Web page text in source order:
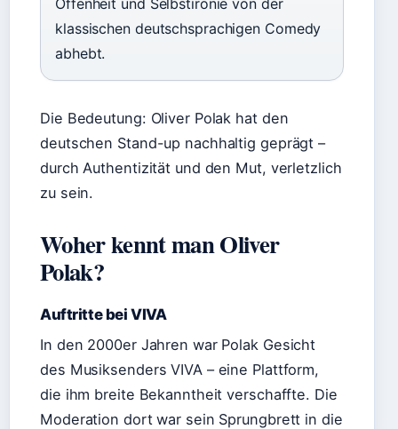
Offenheit und Selbstironie von der
klassischen deutschsprachigen Comedy
abhebt.
Die Bedeutung: Oliver Polak hat den
deutschen Stand-up nachhaltig geprägt –
durch Authentizität und den Mut, verletzlich
zu sein.
Woher kennt man Oliver
Polak?
Auftritte bei VIVA
In den 2000er Jahren war Polak Gesicht
des Musiksenders VIVA – eine Plattform,
die ihm breite Bekanntheit verschaffte. Die
Moderation dort war sein Sprungbrett in die